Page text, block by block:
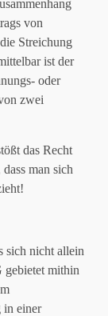
von
Streichung
ist der
oder
zwei
das Recht
man sich
sich nicht allein
gebietet mithin
in einer